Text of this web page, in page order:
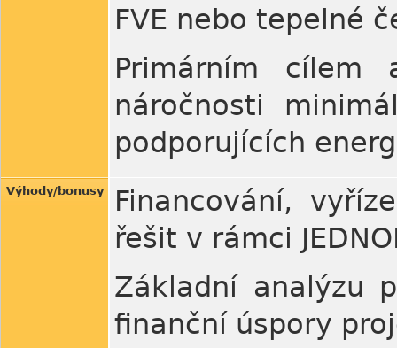
FVE nebo tepelné
Primárním cílem
náročnosti
podporujících
Výhody/bonusy
Financování,
řešit v rámci
Základní analýzu
finanční úspory